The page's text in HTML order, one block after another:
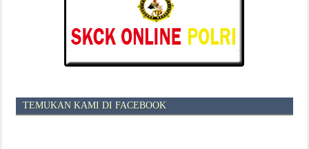
TEMUKAN KAMI DI FACEBOOK